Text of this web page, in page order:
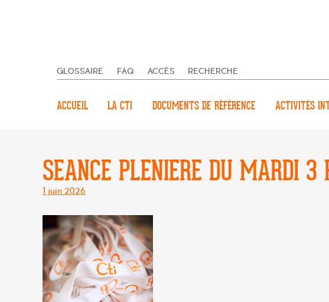
GLOSSAIRE FAQ ACCÈS RECHERCHE
ACCUEIL LA CTI DOCUMENTS DE RÉFÉRENCE ACTIVITÉS
SEANCE PLENIERE DU MARDI 3
Posté
1 juin 2026